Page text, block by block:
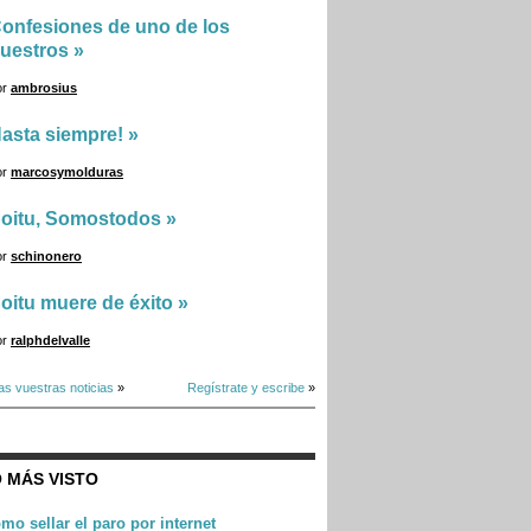
de uno de los
»
ambrosius
siempre! »
marcosymolduras
Somostodos »
schinonero
muere de éxito »
ralphdelvalle
vuestras noticias » Regístrate y escribe »
MÁS VISTO
sellar el paro por internet